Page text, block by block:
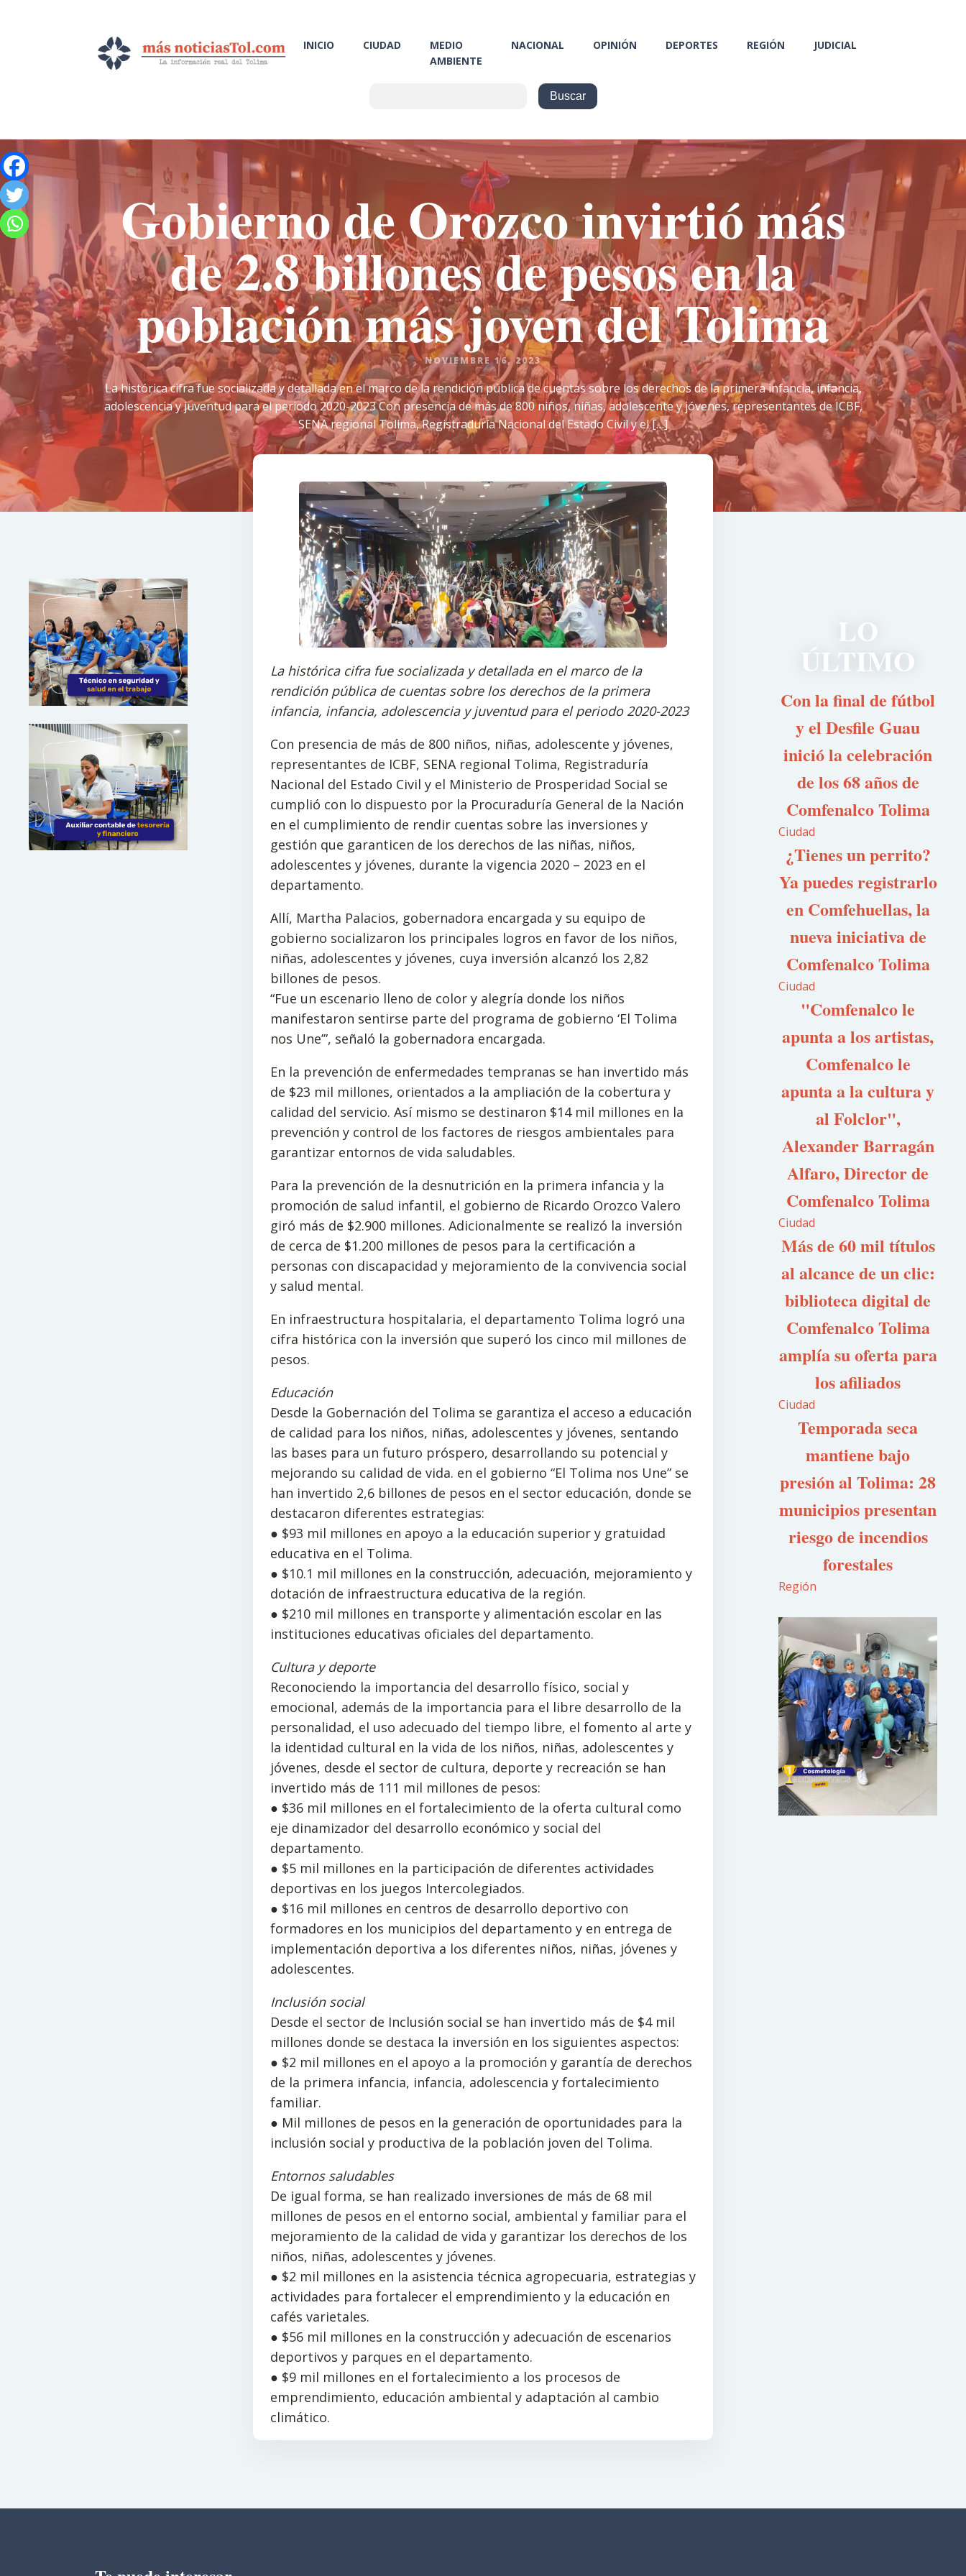
INICIO CIUDAD
MEDIO
AMBIENTE
NACIONAL OPINIÓN DEPORTES REGIÓN JUDICIAL
Gobierno de Orozco invirtió más
de 2.8 billones de pesos en la
población más joven del Tolima
NOVIEMBRE 16, 2023
La histórica cifra fue socializada y detallada en el marco de la rendición pública de cuentas sobre los derechos de la primera infancia, infancia,
adolescencia y juventud para el periodo 2020-2023 Con presencia de más de 800 niños, niñas, adolescente y jóvenes, representantes de ICBF,
SENA regional Tolima, Registraduría Nacional del Estado Civil y el […]
La histórica cifra fue socializada y detallada en el marco de la
rendición pública de cuentas sobre los derechos de la primera
infancia, infancia, adolescencia y juventud para el periodo 2020-2023
Con presencia de más de 800 niños, niñas, adolescente y jóvenes,
representantes de ICBF, SENA regional Tolima, Registraduría
Nacional del Estado Civil y el Ministerio de Prosperidad Social se
cumplió con lo dispuesto por la Procuraduría General de la Nación
en el cumplimiento de rendir cuentas sobre las inversiones y
gestión que garanticen de los derechos de las niñas, niños,
adolescentes y jóvenes, durante la vigencia 2020 – 2023 en el
departamento.
Allí, Martha Palacios, gobernadora encargada y su equipo de
gobierno socializaron los principales logros en favor de los niños,
niñas, adolescentes y jóvenes, cuya inversión alcanzó los 2,82
billones de pesos.
“Fue un escenario lleno de color y alegría donde los niños
manifestaron sentirse parte del programa de gobierno ‘El Tolima
nos Une’”, señaló la gobernadora encargada.
En la prevención de enfermedades tempranas se han invertido más
de $23 mil millones, orientados a la ampliación de la cobertura y
calidad del servicio. Así mismo se destinaron $14 mil millones en la
prevención y control de los factores de riesgos ambientales para
garantizar entornos de vida saludables.
Para la prevención de la desnutrición en la primera infancia y la
promoción de salud infantil, el gobierno de Ricardo Orozco Valero
giró más de $2.900 millones. Adicionalmente se realizó la inversión
de cerca de $1.200 millones de pesos para la certificación a
personas con discapacidad y mejoramiento de la convivencia social
y salud mental.
En infraestructura hospitalaria, el departamento Tolima logró una
cifra histórica con la inversión que superó los cinco mil millones de
pesos.
Educación
Desde la Gobernación del Tolima se garantiza el acceso a educación
de calidad para los niños, niñas, adolescentes y jóvenes, sentando
las bases para un futuro próspero, desarrollando su potencial y
mejorando su calidad de vida. en el gobierno “El Tolima nos Une” se
han invertido 2,6 billones de pesos en el sector educación, donde se
destacaron diferentes estrategias:
● $93 mil millones en apoyo a la educación superior y gratuidad
educativa en el Tolima.
● $10.1 mil millones en la construcción, adecuación, mejoramiento y
dotación de infraestructura educativa de la región.
● $210 mil millones en transporte y alimentación escolar en las
instituciones educativas oficiales del departamento.
Cultura y deporte
Reconociendo la importancia del desarrollo físico, social y
emocional, además de la importancia para el libre desarrollo de la
personalidad, el uso adecuado del tiempo libre, el fomento al arte y
la identidad cultural en la vida de los niños, niñas, adolescentes y
jóvenes, desde el sector de cultura, deporte y recreación se han
invertido más de 111 mil millones de pesos:
● $36 mil millones en el fortalecimiento de la oferta cultural como
eje dinamizador del desarrollo económico y social del
departamento.
● $5 mil millones en la participación de diferentes actividades
deportivas en los juegos Intercolegiados.
● $16 mil millones en centros de desarrollo deportivo con
formadores en los municipios del departamento y en entrega de
implementación deportiva a los diferentes niños, niñas, jóvenes y
adolescentes.
Inclusión social
Desde el sector de Inclusión social se han invertido más de $4 mil
millones donde se destaca la inversión en los siguientes aspectos:
● $2 mil millones en el apoyo a la promoción y garantía de derechos
de la primera infancia, infancia, adolescencia y fortalecimiento
familiar.
● Mil millones de pesos en la generación de oportunidades para la
inclusión social y productiva de la población joven del Tolima.
Entornos saludables
De igual forma, se han realizado inversiones de más de 68 mil
millones de pesos en el entorno social, ambiental y familiar para el
mejoramiento de la calidad de vida y garantizar los derechos de los
niños, niñas, adolescentes y jóvenes.
● $2 mil millones en la asistencia técnica agropecuaria, estrategias y
actividades para fortalecer el emprendimiento y la educación en
cafés varietales.
● $56 mil millones en la construcción y adecuación de escenarios
deportivos y parques en el departamento.
● $9 mil millones en el fortalecimiento a los procesos de
emprendimiento, educación ambiental y adaptación al cambio
climático.
LO
ÚLTIMO
Con la final de fútbol
y el Desfile Guau
inició la celebración
de los 68 años de
Comfenalco Tolima
Ciudad
¿Tienes un perrito?
Ya puedes registrarlo
en Comfehuellas, la
nueva iniciativa de
Comfenalco Tolima
Ciudad
"Comfenalco le
apunta a los artistas,
Comfenalco le
apunta a la cultura y
al Folclor",
Alexander Barragán
Alfaro, Director de
Comfenalco Tolima
Ciudad
Más de 60 mil títulos
al alcance de un clic:
biblioteca digital de
Comfenalco Tolima
amplía su oferta para
los afiliados
Ciudad
Temporada seca
mantiene bajo
presión al Tolima: 28
municipios presentan
riesgo de incendios
forestales
Región